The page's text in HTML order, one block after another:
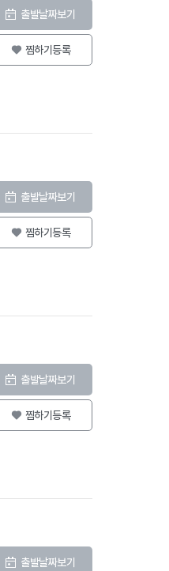
출발날짜보기
찜하기등록
출발날짜보기
찜하기등록
출발날짜보기
찜하기등록
출발날짜보기